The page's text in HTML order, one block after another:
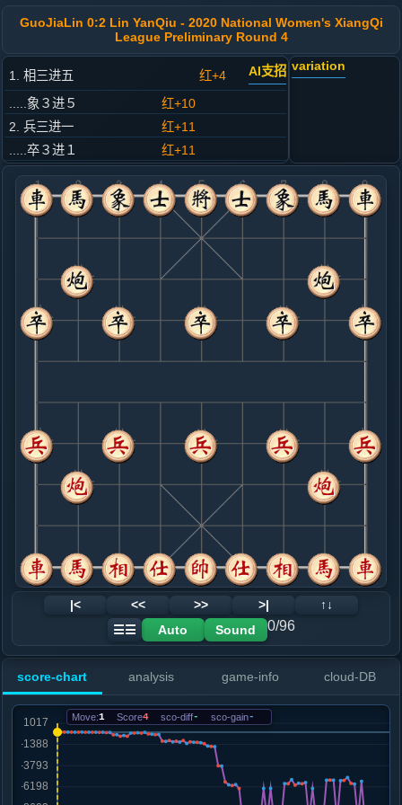
GuoJiaLin 0:2 Lin YanQiu - 2020 National Women's XiangQi
League Preliminary Round 4
1. 相三进五 红+4 AI支招
.....象３进５
红+10
2. 兵三进一
红+11
.....卒３进１
红+11
3. 马二进三
红+6
.....马２进３
红+5
4. 马八进九
红+7
.....马８进９
红+15
5. 兵一进一
红+0
.....砲８平６
6. 车一平二
黑+3
炮八平六
.....车９平８
黑+2
7. 炮二进五
黑+13
炮八平七
8. 炮八平七
黑+39
车九进一
.....马３进２
黑+27
9. 仕四进五
黑+297
兵九进一
.....车１平４
10. 马三进四
黑+449
兵九进一
.....砲６进２
黑+375
黑+455
.....车４进５
黑+97
卒７进１
12. 马四退三
黑+92
黑+63
车４进３
13. 兵九进一
黑+100
炮七平六
.....砲６退４
黑+221
15. 车九进一
黑+276
.....砲６平７
16. 兵五进一
炮二进二
variation
|< << >> >|
↑↓
☰☰
Auto Sound 0/96
score-chart analysis game-info cloud-DB
Move:1 Score4 sco-diff- sco-gain-